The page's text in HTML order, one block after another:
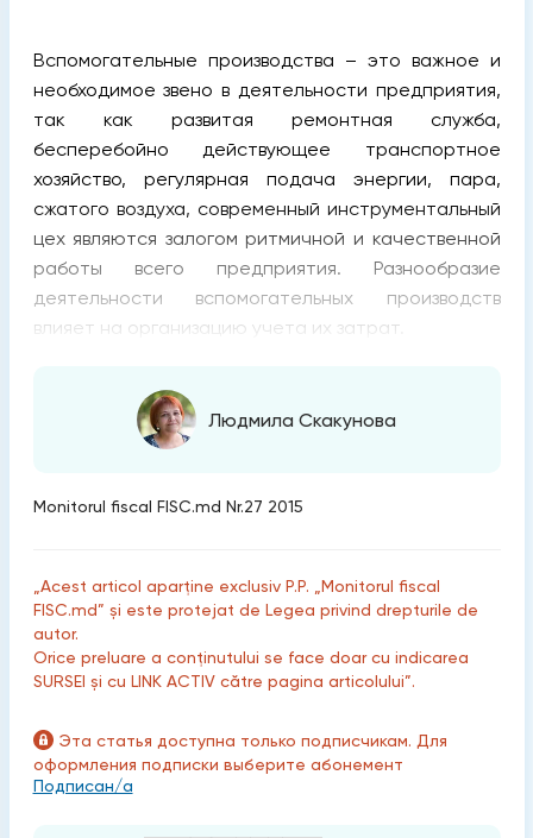
Вспомогательные производства – это важное и
необходимое звено в деятельности предприятия,
так как развитая ремонтная служба,
бесперебойно действующее транспортное
хозяйство, регулярная подача энергии, пара,
сжатого воздуха, современный инструментальный
цех являются залогом ритмичной и качественной
работы всего предприятия. Разнообразие
деятельности вспомогательных производств
влияет на организацию учета их затрат.
Людмила Скакунова
Monitorul fiscal FISC.md Nr.27 2015
„Acest articol aparține exclusiv P.P. „Monitorul fiscal
FISC.md” și este protejat de Legea privind drepturile de
autor.
Orice preluare a conținutului se face doar cu indicarea
SURSEI și cu LINK ACTIV către pagina articolului”.
Эта статья доступна только подписчикам. Для
оформления подписки выберите абонемент
Подписан/а